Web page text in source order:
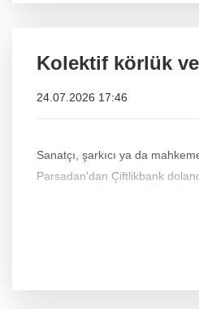
Kolektif körlük
24.07.2026 17:46
Sanatçı, şarkıcı ya da
Parsadan'dan Çiftlikbank